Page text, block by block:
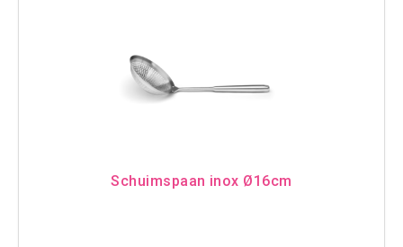
Schuimspaan inox Ø16cm